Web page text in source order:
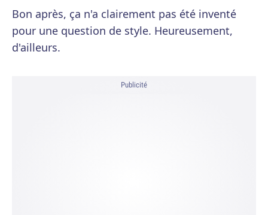
Bon après, ça n'a clairement pas été inventé
pour une question de style. Heureusement,
d'ailleurs.
Publicité